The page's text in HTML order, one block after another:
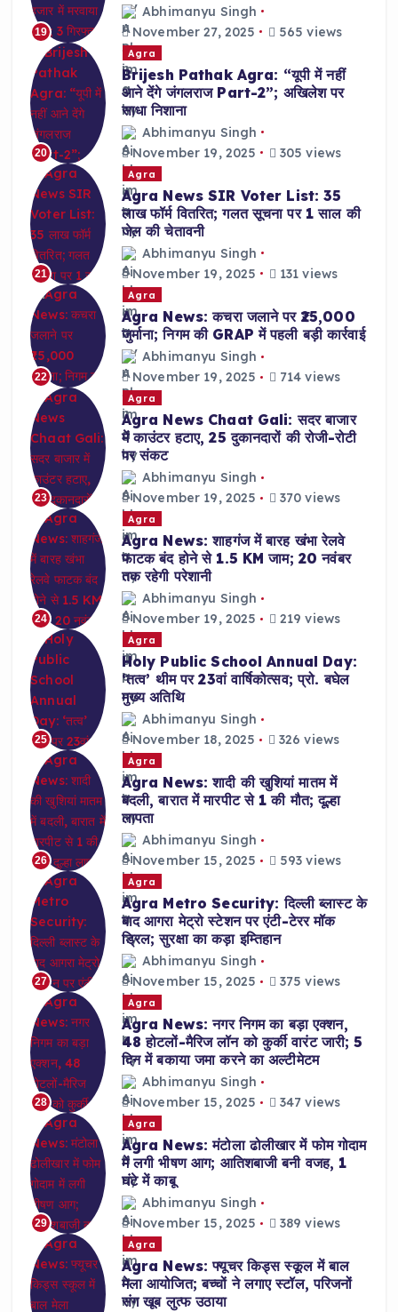
19
Abhimanyu Singh
November 27, 2025
565 views
20
Agra
Brijesh Pathak Agra: “यूपी में नहीं
आने देंगे जंगलराज Part-2”; अखिलेश पर
साधा निशाना
Abhimanyu Singh
November 19, 2025
305 views
21
Agra
Agra News SIR Voter List: 35
लाख फॉर्म वितरित; गलत सूचना पर 1 साल की
जेल की चेतावनी
Abhimanyu Singh
November 19, 2025
131 views
22
Agra
Agra News: कचरा जलाने पर ₹25,000
जुर्माना; निगम की GRAP में पहली बड़ी कार्रवाई
Abhimanyu Singh
November 19, 2025
714 views
23
Agra
Agra News Chaat Gali: सदर बाजार
में काउंटर हटाए, 25 दुकानदारों की रोजी-रोटी
पर संकट
Abhimanyu Singh
November 19, 2025
370 views
24
Agra
Agra News: शाहगंज में बारह खंभा रेलवे
फाटक बंद होने से 1.5 KM जाम; 20 नवंबर
तक रहेगी परेशानी
Abhimanyu Singh
November 19, 2025
219 views
25
Agra
Holy Public School Annual Day:
‘तत्व’ थीम पर 23वां वार्षिकोत्सव; प्रो. बघेल
मुख्य अतिथि
Abhimanyu Singh
November 18, 2025
326 views
26
Agra
Agra News: शादी की खुशियां मातम में
बदली, बारात में मारपीट से 1 की मौत; दूल्हा
लापता
Abhimanyu Singh
November 15, 2025
593 views
27
Agra
Agra Metro Security: दिल्ली ब्लास्ट के
बाद आगरा मेट्रो स्टेशन पर एंटी-टेरर मॉक
ड्रिल; सुरक्षा का कड़ा इम्तिहान
Abhimanyu Singh
November 15, 2025
375 views
28
Agra
Agra News: नगर निगम का बड़ा एक्शन,
48 होटलों-मैरिज लॉन को कुर्की वारंट जारी; 5
दिन में बकाया जमा करने का अल्टीमेटम
Abhimanyu Singh
November 15, 2025
347 views
29
Agra
Agra News: मंटोला ढोलीखार में फोम गोदाम
में लगी भीषण आग; आतिशबाजी बनी वजह, 1
घंटे में काबू
Abhimanyu Singh
November 15, 2025
389 views
Agra
Agra News: फ्यूचर किड्स स्कूल में बाल
मेला आयोजित; बच्चों ने लगाए स्टॉल, परिजनों
संग खूब लुत्फ उठाया